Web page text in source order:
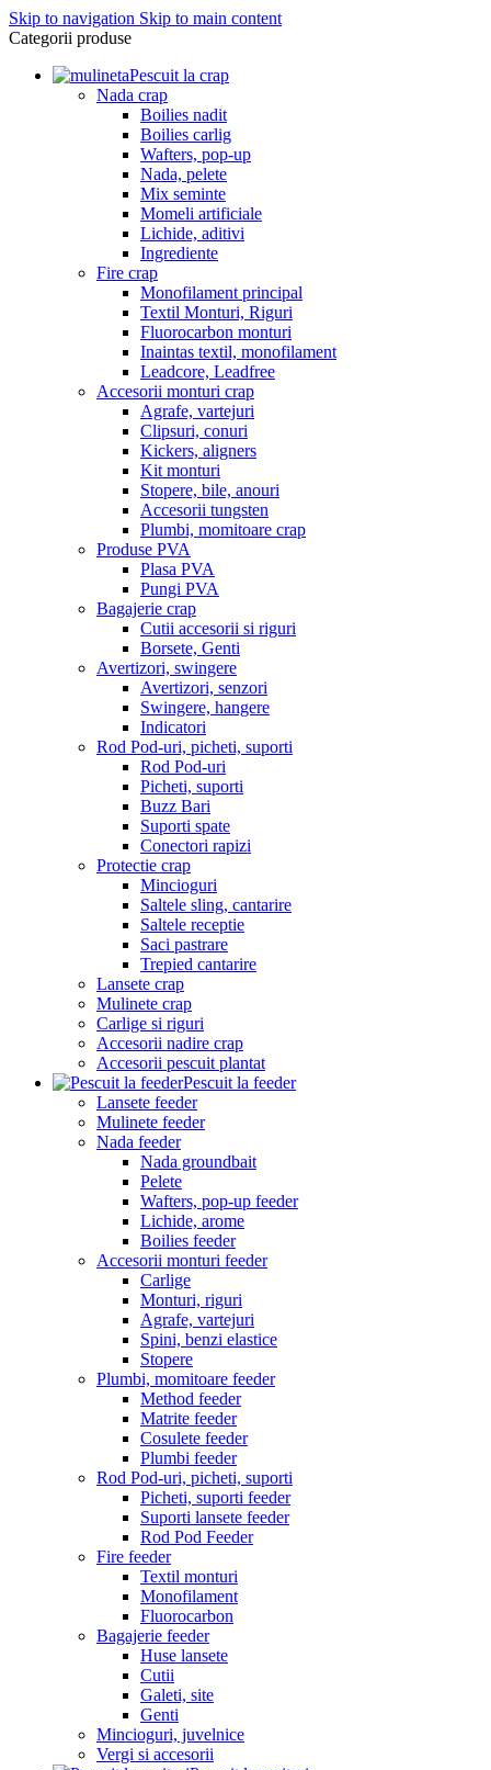
Skip to navigation Skip to main content
Categorii produse
Pescuit la crap
Nada crap
Boilies nadit
Boilies carlig
Wafters, pop-up
Nada, pelete
Mix seminte
Momeli artificiale
Lichide, aditivi
Ingrediente
Fire crap
Monofilament principal
Textil Monturi, Riguri
Fluorocarbon monturi
Inaintas textil, monofilament
Leadcore, Leadfree
Accesorii monturi crap
Agrafe, vartejuri
Clipsuri, conuri
Kickers, aligners
Kit monturi
Stopere, bile, anouri
Accesorii tungsten
Plumbi, momitoare crap
Produse PVA
Plasa PVA
Pungi PVA
Bagajerie crap
Cutii accesorii si riguri
Borsete, Genti
Avertizori, swingere
Avertizori, senzori
Swingere, hangere
Indicatori
Rod Pod-uri, picheti, suporti
Rod Pod-uri
Picheti, suporti
Buzz Bari
Suporti spate
Conectori rapizi
Protectie crap
Mincioguri
Saltele sling, cantarire
Saltele receptie
Saci pastrare
Trepied cantarire
Lansete crap
Mulinete crap
Carlige si riguri
Accesorii nadire crap
Accesorii pescuit plantat
Pescuit la feeder
Lansete feeder
Mulinete feeder
Nada feeder
Nada groundbait
Pelete
Wafters, pop-up feeder
Lichide, arome
Boilies feeder
Accesorii monturi feeder
Carlige
Monturi, riguri
Agrafe, vartejuri
Spini, benzi elastice
Stopere
Plumbi, momitoare feeder
Method feeder
Matrite feeder
Cosulete feeder
Plumbi feeder
Rod Pod-uri, picheti, suporti
Picheti, suporti feeder
Suporti lansete feeder
Rod Pod Feeder
Fire feeder
Textil monturi
Monofilament
Fluorocarbon
Bagajerie feeder
Huse lansete
Cutii
Galeti, site
Genti
Mincioguri, juvelnice
Vergi si accesorii